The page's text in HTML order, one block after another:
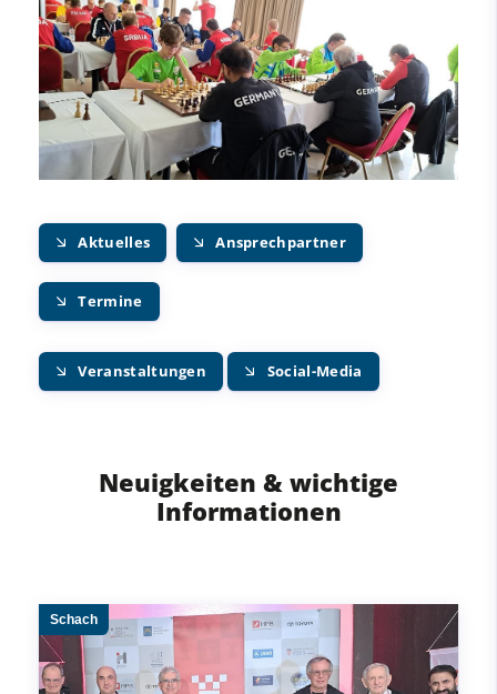
Aktuelles Ansprechpartner
Termine
Veranstaltungen Social-Media
Neuigkeiten & wichtige
Informationen
Schach